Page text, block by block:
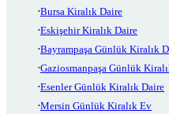
Bursa Kiralık Daire
Eskişehir Kiralık Daire
Bayrampaşa Günlük Kiralık
Gaziosmanpaşa Günlük
Esenler Günlük Kiralık Daire
Mersin Günlük Kiralık Ev